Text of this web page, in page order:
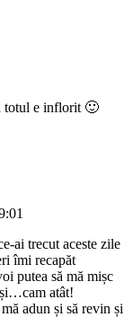
totul e inflorit 🙂
ai trecut aceste zile
îmi recapăt
putea să mă mișc
atât!
adun și să revin și